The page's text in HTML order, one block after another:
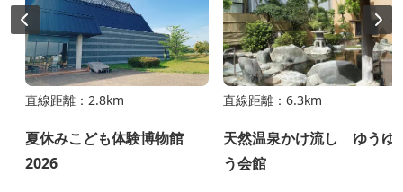
直線距離：2.8km
夏休みこども体験博物館
2026
直線距離：6.3km
天然温泉かけ流し ゆうゆ
う会館